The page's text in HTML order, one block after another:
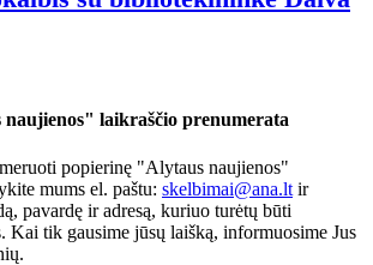
laikraščio prenumerata
popierinę "Alytaus naujienos"
mums el. paštu: skelbimai@ana.lt ir
pavardę ir adresą, kuriuo turėtų būti
Kai tik gausime jūsų laišką, informuosime Jus